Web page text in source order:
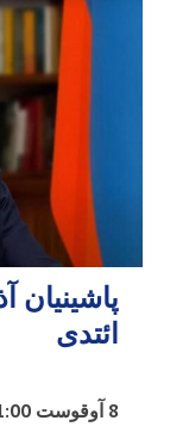
پاشینیان
ائتدی
8 آوقوست 11:00